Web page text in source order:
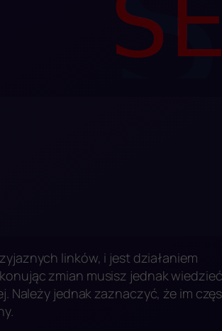
linków, i jest działaniem
zmian musisz jednak
Należy jednak zaznaczyć, że im